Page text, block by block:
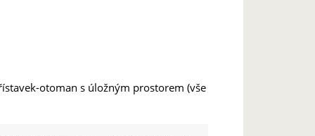
otoman s úložným prostorem (vše